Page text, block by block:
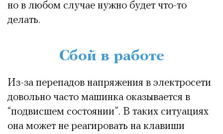
но в любом случае нужно будет что-то
делать.
Сбой в работе
Из-за перепадов напряжения в электросети
довольно часто машинка оказывается в
“подвисшем состоянии”. В таких ситуациях
она может не реагировать на клавиши